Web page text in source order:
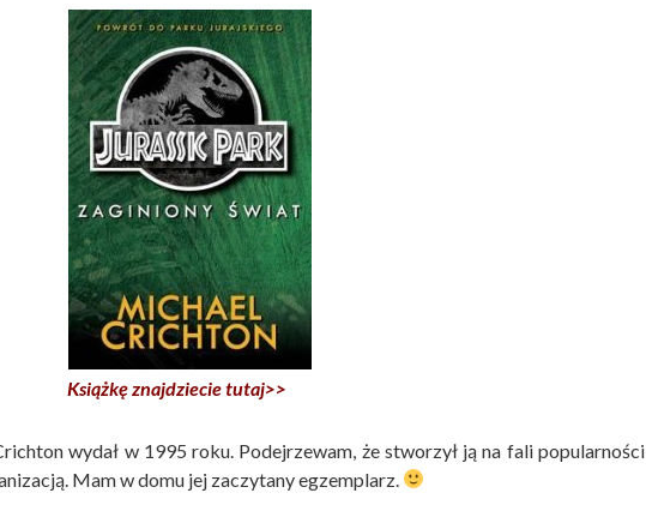
Książkę znajdziecie tutaj>>
wydał w 1995 roku. Podejrzewam, że stworzył ją na fali popularności
Mam w domu jej zaczytany egzemplarz.